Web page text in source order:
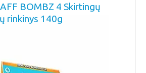
BOMBZ 4 Skirtingų
rinkinys 140g